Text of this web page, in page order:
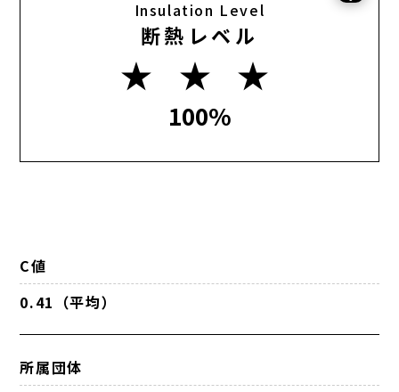
Insulation Level
断熱レベル
★ ★ ★
100%
C値
0.41（平均）
所属団体